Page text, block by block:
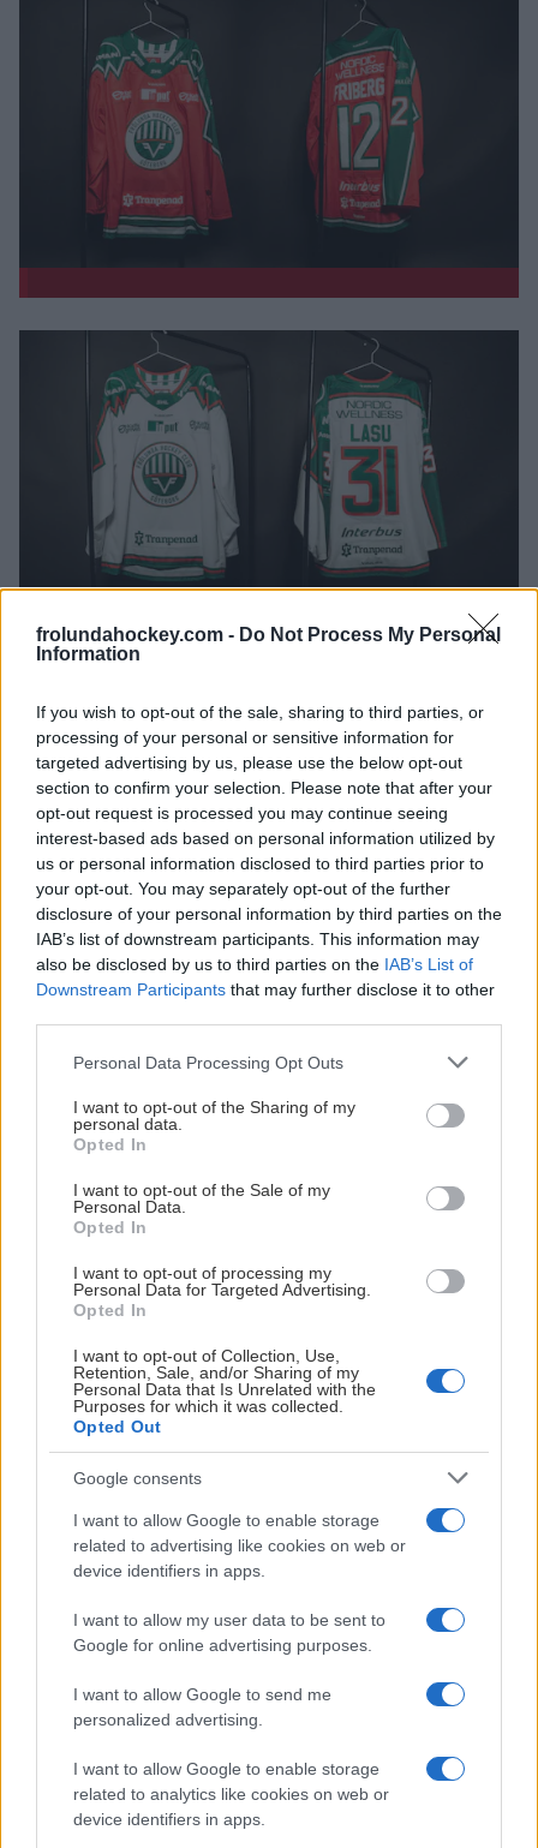
frolundahockey.com - Do Not Process My Personal
Information
If you wish to opt-out of the sale, sharing to third parties, or
processing of your personal or sensitive information for
targeted advertising by us, please use the below opt-out
section to confirm your selection. Please note that after your
opt-out request is processed you may continue seeing
interest-based ads based on personal information utilized by
us or personal information disclosed to third parties prior to
your opt-out. You may separately opt-out of the further
disclosure of your personal information by third parties on the
IAB’s list of downstream participants. This information may
also be disclosed by us to third parties on the IAB’s List of
Downstream Participants that may further disclose it to other
Please note that this website/app uses one or more Google
not limited to your visit or usage behaviour. You may click to
grant or deny consent to Google and its third-party tags to
use your data for below specified purposes in below Google
consent section.
Personal Data Processing Opt Outs
I want to opt-out of the Sharing of my
personal data.
Opted In
I want to opt-out of the Sale of my
Personal Data.
Opted In
I want to opt-out of processing my
Personal Data for Targeted Advertising.
Opted In
I want to opt-out of Collection, Use,
Retention, Sale, and/or Sharing of my
Personal Data that Is Unrelated with the
Purposes for which it was collected.
Opted Out
Google consents
I want to allow Google to enable storage
related to advertising like cookies on web or
device identifiers in apps.
I want to allow my user data to be sent to
Google for online advertising purposes.
I want to allow Google to send me
personalized advertising.
I want to allow Google to enable storage
related to analytics like cookies on web or
device identifiers in apps.
SÄSONGENS TEMAMATCHER ÄR SATTA
Publicerad:2026-08-06 1 min läsning
Temamatcherna för säsongen 2026/27 är satta - nu
kan du planera din säsong!
Frölunda HC går in i en ny säsong med SHL, CHL, SDHL
och även Spengler Cup i pipen. I år har vi valt att
presentera samtliga våra temamatcher före första
nedsläpp för att du som åskådare ska kunna planera in din
säsong så tidigt som möjligt. Bland annat hissar vi Joel
spelar för barnen på Drottning Silvias barnsjukhus och en
hel del till.
I SDHL har vi valt ut fem matcher där vi kommer ha ett
större publikfokus och där det kommer vara fler aktiviteter
runtom Frölundaborg, premiären den 9:e september är en
Se samtliga temamatcher via